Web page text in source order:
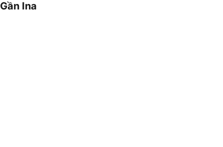
Gần Ina